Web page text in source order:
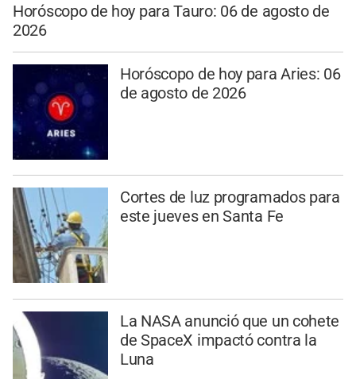
Horóscopo de hoy para Tauro: 06 de agosto de
2026
Horóscopo de hoy para Aries: 06
de agosto de 2026
Cortes de luz programados para
este jueves en Santa Fe
La NASA anunció que un cohete
de SpaceX impactó contra la
Luna